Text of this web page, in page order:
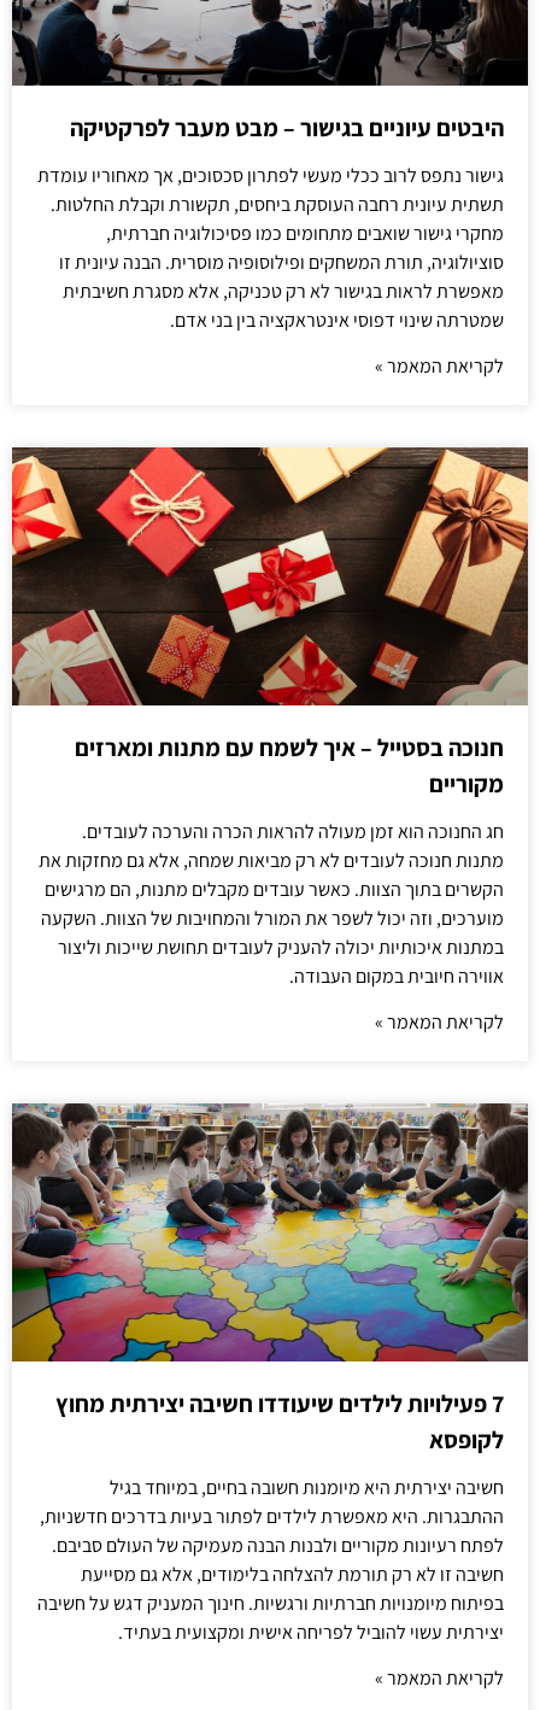
היבטים עיוניים בגישור – מבט מעבר לפרקטיקה
גישור נתפס לרוב ככלי מעשי לפתרון סכסוכים, אך מאחוריו עומדת
תשתית עיונית רחבה העוסקת ביחסים, תקשורת וקבלת החלטות.
מחקרי גישור שואבים מתחומים כמו פסיכולוגיה חברתית,
סוציולוגיה, תורת המשחקים ופילוסופיה מוסרית. הבנה עיונית זו
מאפשרת לראות בגישור לא רק טכניקה, אלא מסגרת חשיבתית
שמטרתה שינוי דפוסי אינטראקציה בין בני אדם.
לקריאת המאמר »
חנוכה בסטייל – איך לשמח עם מתנות ומארזים
מקוריים
חג החנוכה הוא זמן מעולה להראות הכרה והערכה לעובדים.
מתנות חנוכה לעובדים לא רק מביאות שמחה, אלא גם מחזקות את
הקשרים בתוך הצוות. כאשר עובדים מקבלים מתנות, הם מרגישים
מוערכים, וזה יכול לשפר את המורל והמחויבות של הצוות. השקעה
במתנות איכותיות יכולה להעניק לעובדים תחושת שייכות וליצור
אווירה חיובית במקום העבודה.
לקריאת המאמר »
7 פעילויות לילדים שיעודדו חשיבה יצירתית מחוץ
לקופסא
חשיבה יצירתית היא מיומנות חשובה בחיים, במיוחד בגיל
ההתבגרות. היא מאפשרת לילדים לפתור בעיות בדרכים חדשניות,
לפתח רעיונות מקוריים ולבנות הבנה מעמיקה של העולם סביבם.
חשיבה זו לא רק תורמת להצלחה בלימודים, אלא גם מסייעת
בפיתוח מיומנויות חברתיות ורגשיות. חינוך המעניק דגש על חשיבה
יצירתית עשוי להוביל לפריחה אישית ומקצועית בעתיד.
לקריאת המאמר »